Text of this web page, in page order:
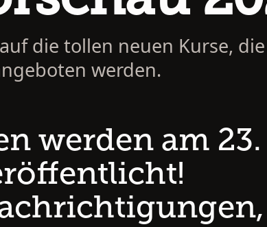
die tollen neuen Kurse,
werden.
werden am